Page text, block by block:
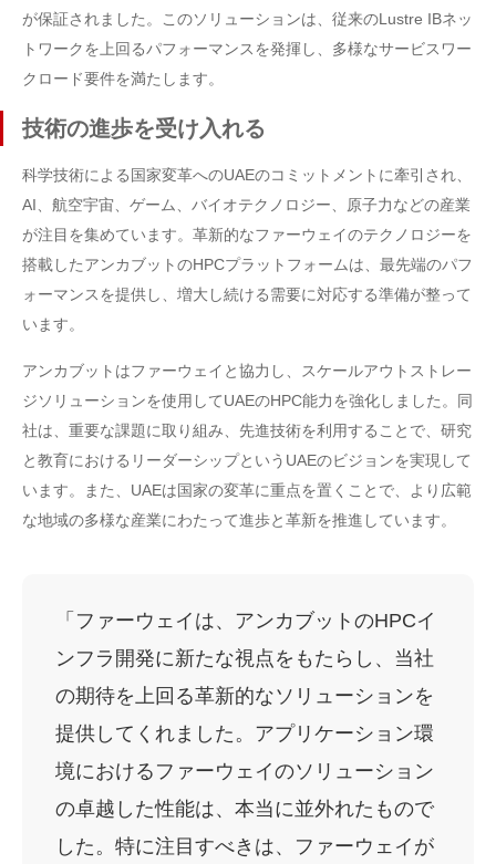
が保証されました。このソリューションは、従来のLustre IBネッ
トワークを上回るパフォーマンスを発揮し、多様なサービスワー
クロード要件を満たします。
技術の進歩を受け入れる
科学技術による国家変革へのUAEのコミットメントに牽引され、
AI、航空宇宙、ゲーム、バイオテクノロジー、原子力などの産業
が注目を集めています。革新的なファーウェイのテクノロジーを
搭載したアンカブットのHPCプラットフォームは、最先端のパフ
ォーマンスを提供し、増大し続ける需要に対応する準備が整って
います。
アンカブットはファーウェイと協力し、スケールアウトストレー
ジソリューションを使用してUAEのHPC能力を強化しました。同
社は、重要な課題に取り組み、先進技術を利用することで、研究
と教育におけるリーダーシップというUAEのビジョンを実現して
います。また、UAEは国家の変革に重点を置くことで、より広範
な地域の多様な産業にわたって進歩と革新を推進しています。
「ファーウェイは、アンカブットのHPCイ
ンフラ開発に新たな視点をもたらし、当社
の期待を上回る革新的なソリューションを
提供してくれました。アプリケーション環
境におけるファーウェイのソリューション
の卓越した性能は、本当に並外れたもので
した。特に注目すべきは、ファーウェイが